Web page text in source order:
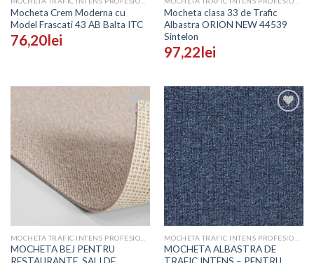
Mocheta Crem Moderna cu
Model Frascati 43 AB Balta ITC
76,20lei
Mocheta clasa 33 de Trafic
Albastra ORION NEW 44539
Sintelon
97,22lei
Adaugă
în
Wishlist
MOCHETA BEJ PENTRU
Adaugă
în
Wishlist
MOCHETA ALBASTRA DE